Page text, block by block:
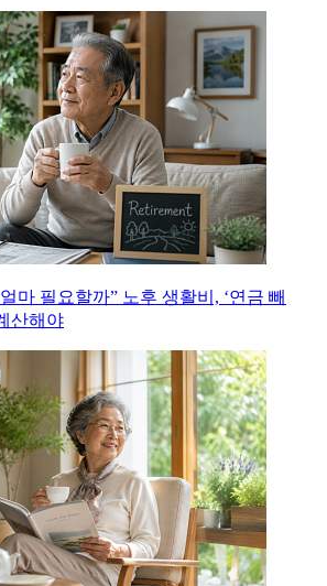
마 필요할까” 노후 생활비, ‘연금 빼
산해야